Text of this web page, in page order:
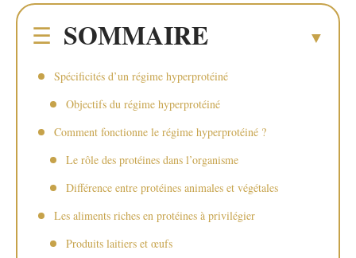
SOMMAIRE
Spécificités d’un régime hyperprotéiné
Objectifs du régime hyperprotéiné
Comment fonctionne le régime hyperprotéiné ?
Le rôle des protéines dans l’organisme
Différence entre protéines animales et végétales
Les aliments riches en protéines à privilégier
Produits laitiers et œufs